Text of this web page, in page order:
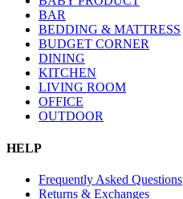
BAR
BEDDING & MATTRESS
BUDGET CORNER
DINING
KITCHEN
LIVING ROOM
OFFICE
OUTDOOR
HELP
Frequently Asked Questions
Returns & Exchanges